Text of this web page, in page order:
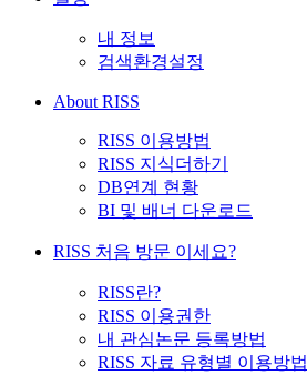
내 정보
검색환경설정
About RISS
RISS 이용방법
RISS 지식더하기
DB연계 현황
BI 및 배너 다운로드
RISS 처음 방문 이세요?
RISS란?
RISS 이용권한
내 관심논문 등록방법
RISS 자료 유형별 이용방법